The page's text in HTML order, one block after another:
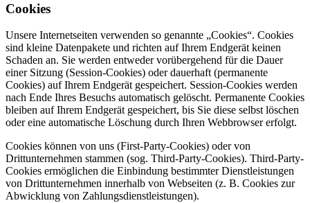
Cookies
Unsere Internetseiten verwenden so genannte „Cookies“. Cookies
sind kleine Datenpakete und richten auf Ihrem Endgerät keinen
Schaden an. Sie werden entweder vorübergehend für die Dauer
einer Sitzung (Session-Cookies) oder dauerhaft (permanente
Cookies) auf Ihrem Endgerät gespeichert. Session-Cookies werden
nach Ende Ihres Besuchs automatisch gelöscht. Permanente Cookies
bleiben auf Ihrem Endgerät gespeichert, bis Sie diese selbst löschen
oder eine automatische Löschung durch Ihren Webbrowser erfolgt.
Cookies können von uns (First-Party-Cookies) oder von
Drittunternehmen stammen (sog. Third-Party-Cookies). Third-Party-
Cookies ermöglichen die Einbindung bestimmter Dienstleistungen
von Drittunternehmen innerhalb von Webseiten (z. B. Cookies zur
Abwicklung von Zahlungsdienstleistungen).